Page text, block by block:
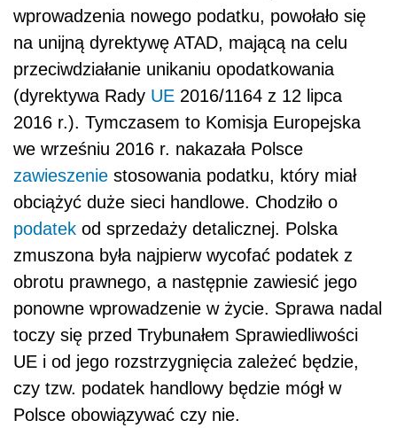
wprowadzenia nowego podatku, powołało się
na unijną dyrektywę ATAD, mającą na celu
przeciwdziałanie unikaniu opodatkowania
(dyrektywa Rady UE 2016/1164 z 12 lipca
2016 r.). Tymczasem to Komisja Europejska
we wrześniu 2016 r. nakazała Polsce
zawieszenie stosowania podatku, który miał
obciążyć duże sieci handlowe. Chodziło o
podatek od sprzedaży detalicznej. Polska
zmuszona była najpierw wycofać podatek z
obrotu prawnego, a następnie zawiesić jego
ponowne wprowadzenie w życie. Sprawa nadal
toczy się przed Trybunałem Sprawiedliwości
UE i od jego rozstrzygnięcia zależeć będzie,
czy tzw. podatek handlowy będzie mógł w
Polsce obowiązywać czy nie.